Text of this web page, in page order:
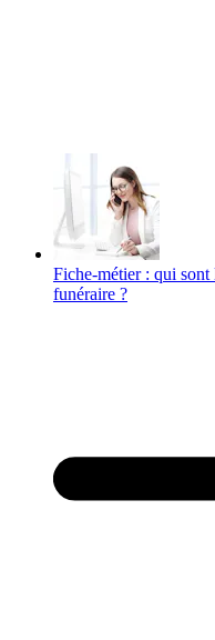
Fiche-métier : qui sont
funéraire ?